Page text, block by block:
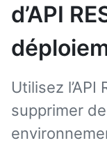
d’API
Utilisez l’API
supprimer